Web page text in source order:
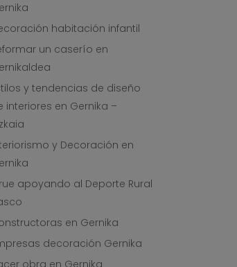
habitación infantil
un caserío en
y tendencias de diseño
interiores en Gernika –
y Decoración en
apoyando al Deporte Rural
en Gernika
decoración Gernika
obra en Gernika